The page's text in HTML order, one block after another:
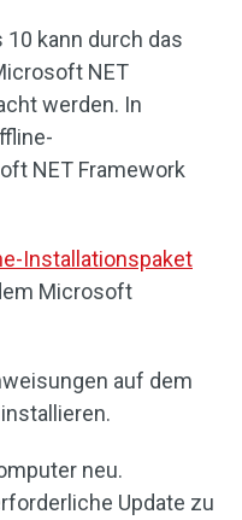
kann durch das
NET
werden. In
NET Framework
Installationspaket
Microsoft
auf dem
neu.
Update zu